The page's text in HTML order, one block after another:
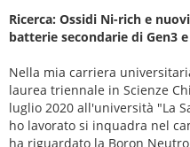
Ricerca: Ossidi Ni-rich e
batterie secondarie di Gen3 e
Nella mia carriera
laurea triennale in Scienze
luglio 2020 all'università "La
ho lavorato si inquadra nel
ha riguardato la Boron